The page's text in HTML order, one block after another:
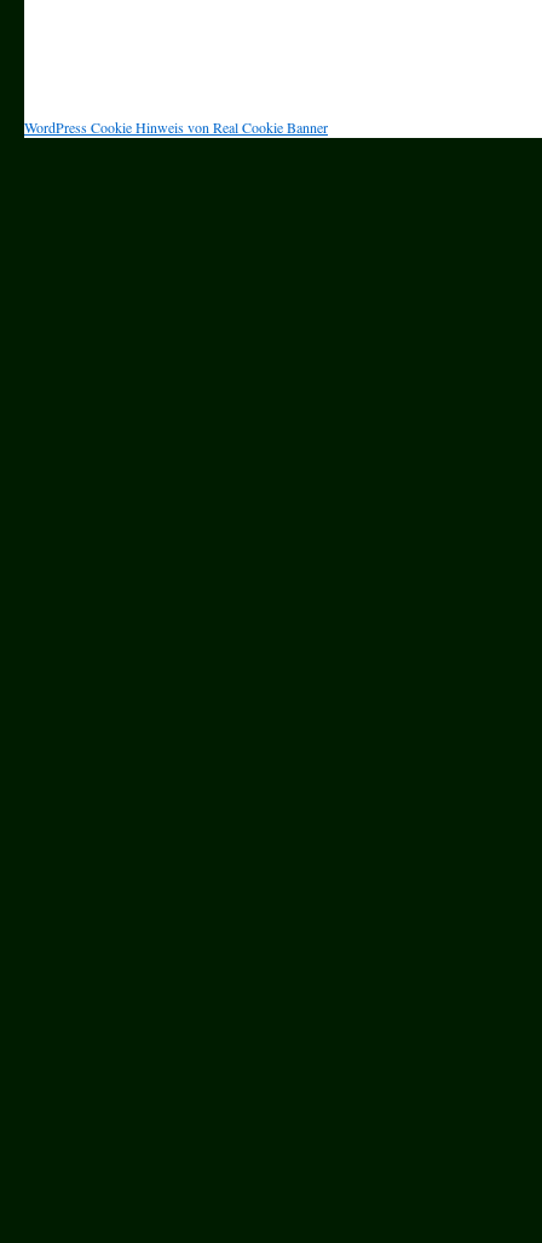
WordPress Cookie Hinweis von Real Cookie Banner